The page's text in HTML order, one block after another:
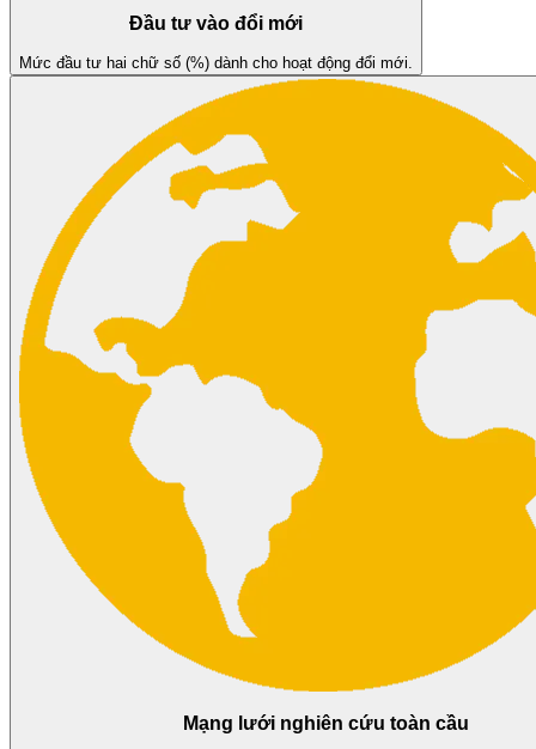
Đầu tư vào đổi mới
Mức đầu tư hai chữ số (%) dành cho hoạt động đổi mới.
Mạng lưới nghiên cứu toàn cầu